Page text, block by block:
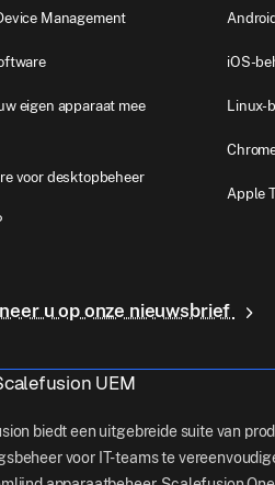
Management
eigen apparaat mee
voor desktopbeheer
iOS-
Linux-
Apple
u op onze nieuwsbrief
UEM
biedt een uitgebreide suite van
voor IT-teams te